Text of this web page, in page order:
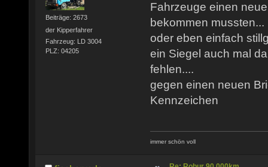
Beiträge: 2673
der Kipperfahrer
Fahrzeug: LD 3004
PLZ: 04205
Fahrzeuge einen
bekommen mussten...
oder eben einfach
ein Siegel auch mal
fehlen....
gegen einen neuen
Kennzeichen
immer schön voll